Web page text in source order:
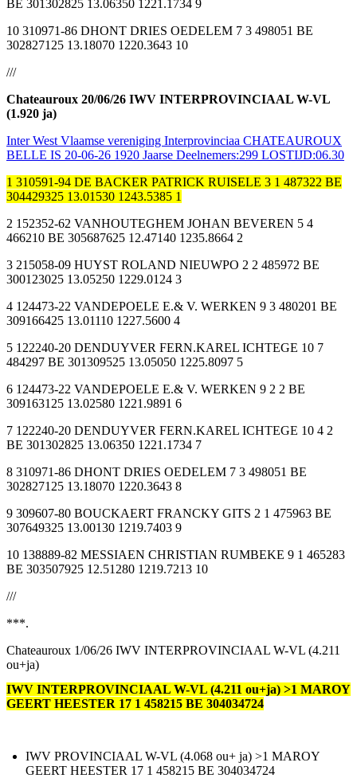
BE 301302825 13.06350 1221.1734 9
10 310971-86 DHONT DRIES OEDELEM 7 3 498051 BE
302827125 13.18070 1220.3643 10
///
Chateauroux 20/06/26 IWV INTERPROVINCIAAL W-VL
(1.920 ja)
Inter West Vlaamse vereniging Interprovinciaa CHATEAUROUX
BELLE IS 20-06-26 1920 Jaarse Deelnemers:299 LOSTIJD:06.30
1 310591-94 DE BACKER PATRICK RUISELE 3 1 487322 BE
304429325 13.01530 1243.5385 1
2 152352-62 VANHOUTEGHEM JOHAN BEVEREN 5 4
466210 BE 305687625 12.47140 1235.8664 2
3 215058-09 HUYST ROLAND NIEUWPO 2 2 485972 BE
300123025 13.05250 1229.0124 3
4 124473-22 VANDEPOELE E.& V. WERKEN 9 3 480201 BE
309166425 13.01110 1227.5600 4
5 122240-20 DENDUYVER FERN.KAREL ICHTEGE 10 7
484297 BE 301309525 13.05050 1225.8097 5
6 124473-22 VANDEPOELE E.& V. WERKEN 9 2 2 BE
309163125 13.02580 1221.9891 6
7 122240-20 DENDUYVER FERN.KAREL ICHTEGE 10 4 2
BE 301302825 13.06350 1221.1734 7
8 310971-86 DHONT DRIES OEDELEM 7 3 498051 BE
302827125 13.18070 1220.3643 8
9 309607-80 BOUCKAERT FRANCKY GITS 2 1 475963 BE
307649325 13.00130 1219.7403 9
10 138889-82 MESSIAEN CHRISTIAN RUMBEKE 9 1 465283
BE 303507925 12.51280 1219.7213 10
///
***.
Chateauroux 1/06/26 IWV INTERPROVINCIAAL W-VL (4.211
ou+ja)
IWV INTERPROVINCIAAL W-VL (4.211 ou+ja) >1 MAROY
GEERT HEESTER 17 1 458215 BE 304034724
IWV PROVINCIAAL W-VL (4.068 ou+ ja) >1 MAROY
GEERT HEESTER 17 1 458215 BE 304034724